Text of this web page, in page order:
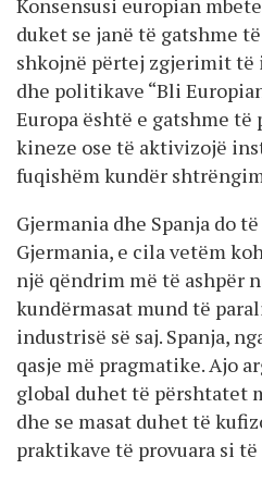
Konsensusi europian
duket se janë të gatshme
shkojnë përtej zgjerimit të
dhe politikave “Bli
Europa është e gatshme
kineze ose të aktivizojë
fuqishëm kundër
Gjermania dhe Spanja do
Gjermania, e cila vetëm
një qëndrim më të ashpër
kundërmasat mund të
industrisë së saj. Spanja,
qasje më pragmatike. Ajo
global duhet të përshtatet
dhe se masat duhet të
praktikave të provuara si të